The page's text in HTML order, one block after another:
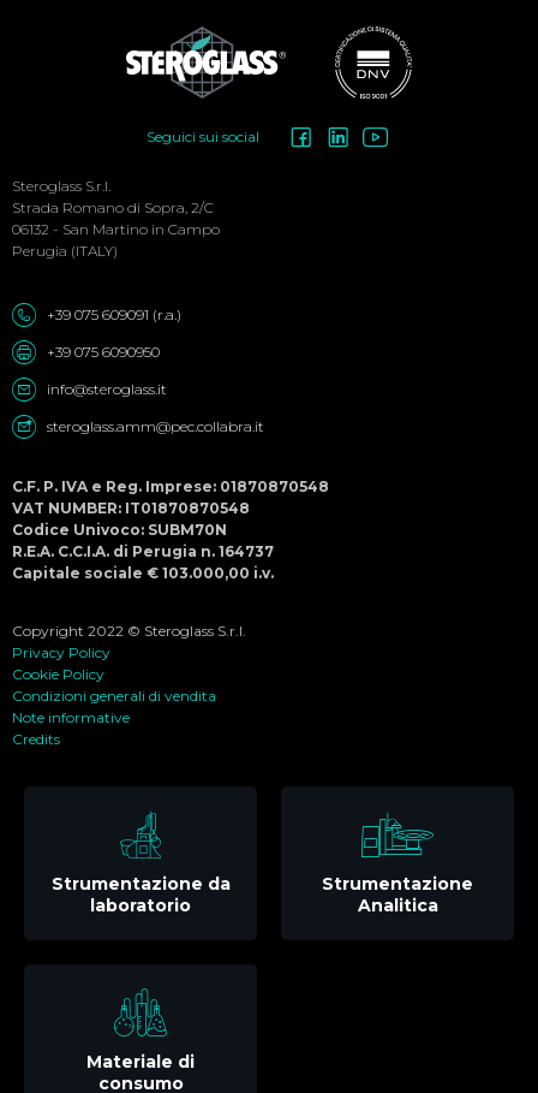
Menu
Seguici sui social
Steroglass S.r.l.
Strada Romano di Sopra, 2/C
06132 - San Martino in Campo
Perugia (ITALY)
+39 075 609091 (r.a.)
+39 075 6090950
info@steroglass.it
steroglass.amm@pec.collabra.it
C.F. P. IVA e Reg. Imprese: 01870870548
VAT NUMBER: IT01870870548
Codice Univoco: SUBM70N
R.E.A. C.C.I.A. di Perugia n. 164737
Capitale sociale € 103.000,00 i.v.
Copyright 2022 © Steroglass S.r.l.
Privacy Policy
Cookie Policy
Condizioni generali di vendita
Note informative
Credits
Strumentazione da
laboratorio
Strumentazione
Analitica
Materiale di
consumo